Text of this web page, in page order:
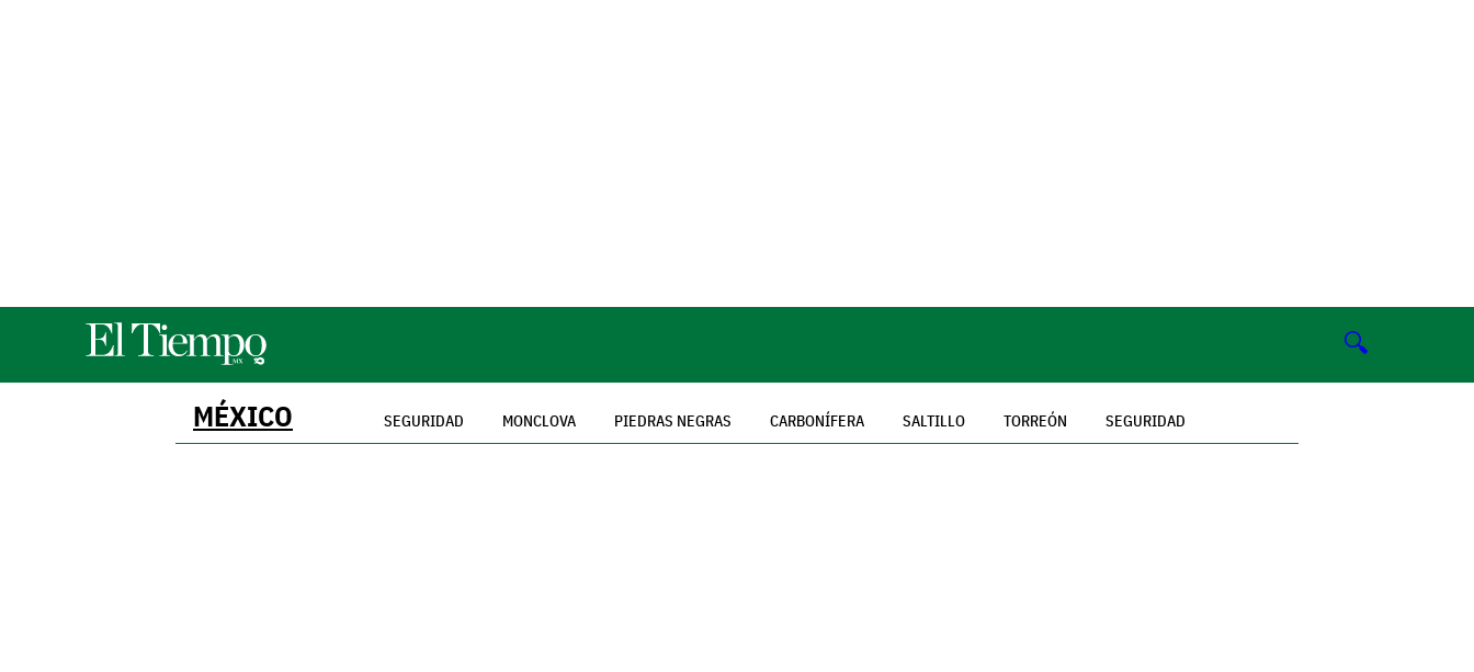
🔍
MÉXICO SEGURIDAD MONCLOVA PIEDRAS NEGRAS CARBONÍFERA SALTILLO TORREÓN SEGURIDAD